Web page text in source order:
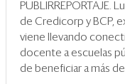
de Credicorp y BCP,
viene llevando
docente a escuelas
de beneficiar a más